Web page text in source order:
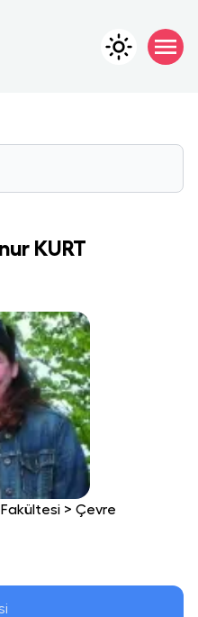
KURT
> Çevre